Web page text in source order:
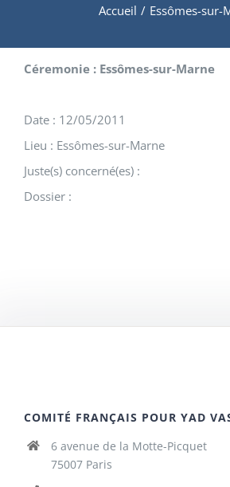
Accueil / Essômes-sur-
Céremonie : Essômes-sur-Marne
Date : 12/05/2011
Lieu : Essômes-sur-Marne
Juste(s) concerné(es) :
Dossier :
COMITÉ FRANÇAIS POUR YAD
6 avenue de la Motte-Picquet
75007 Paris